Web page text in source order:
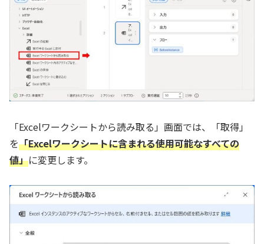
「Excelワークシートから読み取る」画面では、「取得」
を「Excelワークシートに含まれる使用可能なすべての
値」に変更します。